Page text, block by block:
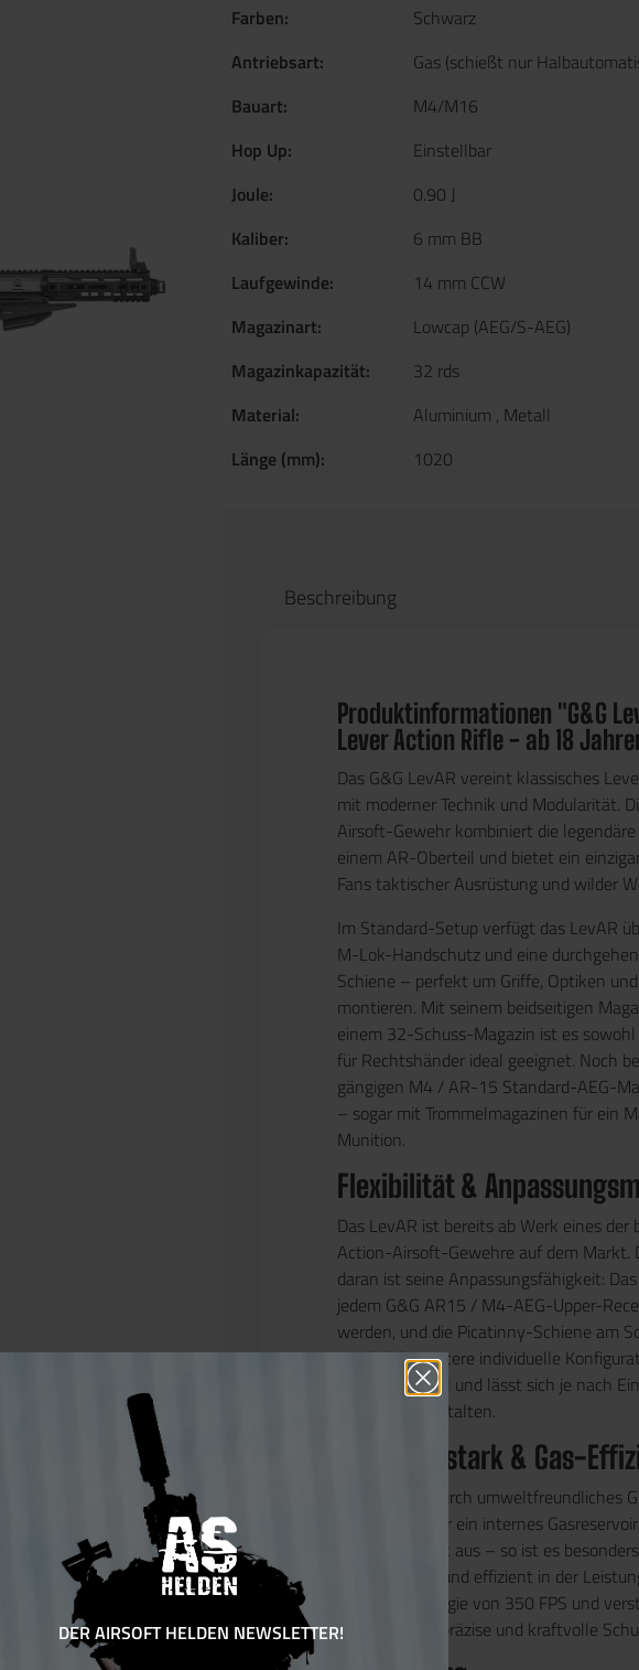
Farben:
Schwarz
Antriebsart:
Gas (schießt nur
Bauart:
M4/M16
Hop Up:
Einstellbar
Joule:
0.90 J
Kaliber:
6 mm BB
Laufgewinde:
14 mm CCW
Magazinart:
Lowcap (AEG/S-AEG)
Magazinkapazität:
32 rds
Material:
Aluminium , Metall
Länge (mm):
1020
Beschreibung
Produktinformationen "G&G
Lever Action Rifle - ab 18
Das G&G LevAR vereint klassisches
mit moderner Technik und Modularität.
Airsoft-Gewehr kombiniert die
einem AR-Oberteil und bietet ein
Fans taktischer Ausrüstung und wilder
Im Standard-Setup verfügt das LevAR
M-Lok-Handschutz und eine
Schiene – perfekt um Griffe, Optiken
montieren. Mit seinem beidseitigen
einem 32-Schuss-Magazin ist es
für Rechtshänder ideal geeignet. Noch
gängigen M4 / AR-15 Standard-AEG-
– sogar mit Trommelmagazinen für ein
Munition.
Flexibilität &
Das LevAR ist bereits ab Werk eines der
Action-Airsoft-Gewehre auf dem Markt.
daran ist seine Anpassungsfähigkeit:
jedem G&G AR15 / M4-AEG-Upper-
werden, und die Picatinny-Schiene am
ermöglicht weitere individuelle
Gewehr flexibel und lässt sich je nach
wieder neu gestalten.
Leistungsstark & Gas-
Angetrieben durch umweltfreundliches
das LevAR über ein internes
ohne Blowback aus – so ist es
Gasverbrauch und effizient in der
Mündungsenergie von 350 FPS und
bietet es eine präzise und kraftvolle
DER AIRSOFT HELDEN NEWSLETTER!